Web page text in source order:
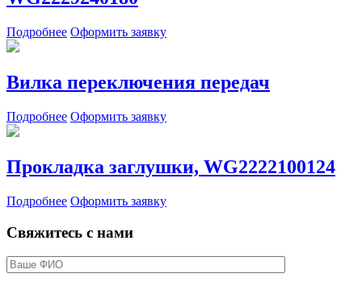
Подробнее Оформить заявку
Вилка переключения передач
Подробнее Оформить заявку
Прокладка заглушки, WG2222100124
Подробнее Оформить заявку
Свяжитесь с нами